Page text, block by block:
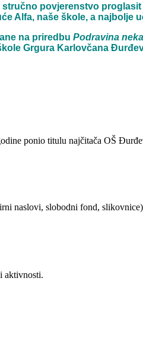
povjerenstvo
Alfa, naše škole, a najbolje
na priredbu Podravina
Grgura Karlovčana
ponio titulu najčitača OŠ
naslovi, slobodni fond,
aktivnosti.